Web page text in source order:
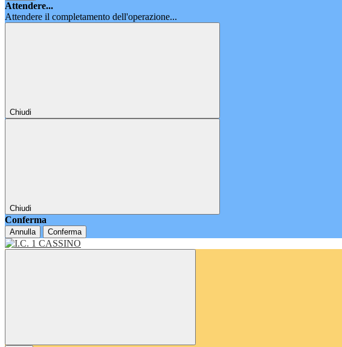
Attendere...
Attendere il completamento dell'operazione...
Chiudi
Chiudi
Conferma
Annulla Conferma